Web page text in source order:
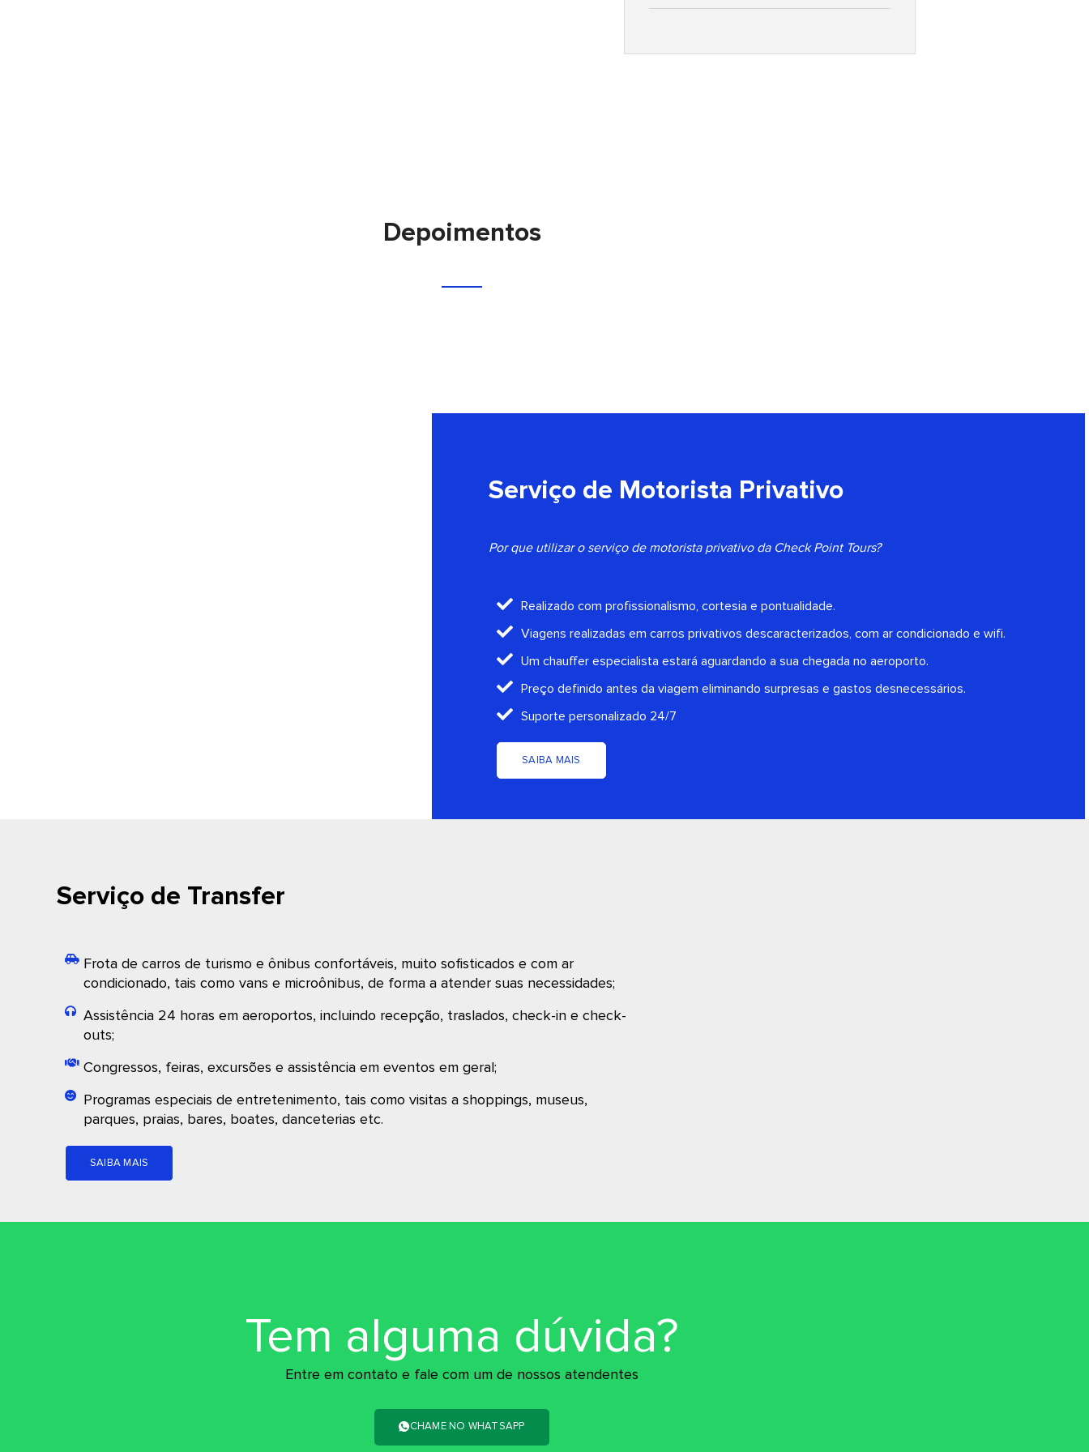
Depoimentos
Serviço de Motorista Privativo
Por que utilizar o serviço de motorista privativo da Check Point Tours?
Realizado com profissionalismo, cortesia e pontualidade.
Viagens realizadas em carros privativos descaracterizados, com ar condicionado e wifi.
Um chauffer especialista estará aguardando a sua chegada no aeroporto.
Preço definido antes da viagem eliminando surpresas e gastos desnecessários.
Suporte personalizado 24/7
SAIBA MAIS
Serviço de Transfer
Frota de carros de turismo e ônibus confortáveis, muito sofisticados e com ar
condicionado, tais como vans e microônibus, de forma a atender suas necessidades;
Assistência 24 horas em aeroportos, incluindo recepção, traslados, check-in e check-
outs;
Congressos, feiras, excursões e assistência em eventos em geral;
Programas especiais de entretenimento, tais como visitas a shoppings, museus,
parques, praias, bares, boates, danceterias etc.
SAIBA MAIS
Tem alguma dúvida?
Entre em contato e fale com um de nossos atendentes
CHAME NO WHATSAPP